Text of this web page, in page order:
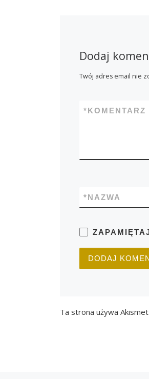
Dodaj
Twój adres email nie
KOMENTARZ
*
NAZWA
*
Ta strona używa